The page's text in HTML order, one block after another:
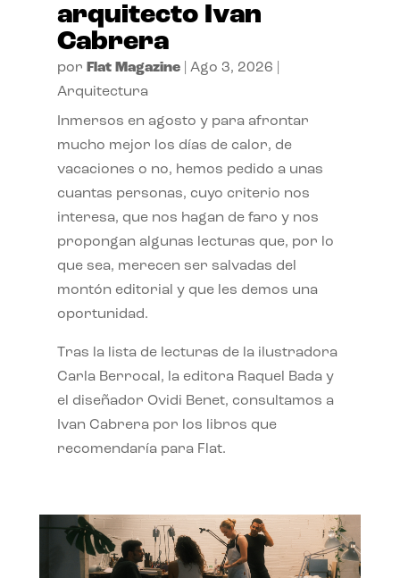
arquitecto Ivan
Cabrera
por Flat Magazine| Ago 3, 2026
Arquitectura
Inmersos en agosto y para afrontar
mucho mejor los días de calor, de
vacaciones o no, hemos pedido a unas
cuantas personas, cuyo criterio nos
interesa, que nos hagan de faro y nos
propongan algunas lecturas que, por lo
que sea, merecen ser salvadas del
montón editorial y que les demos una
oportunidad.
Tras la lista de lecturas de la ilustradora
Carla Berrocal, la editora Raquel Bada y
el diseñador Ovidi Benet, consultamos a
Ivan Cabrera por los libros que
recomendaría para Flat.